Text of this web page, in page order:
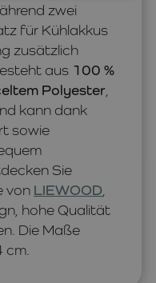
zwei
für Kühlakkus
zusätzlich
aus 100 %
Polyester,
kann dank
sowie
Sie
von LIEWOOD,
hohe Qualität
Die Maße
cm.